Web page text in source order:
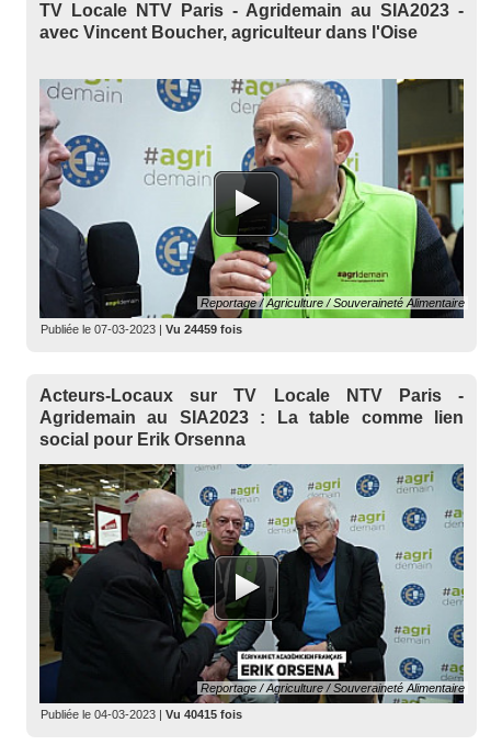
TV Locale NTV Paris - Agridemain au SIA2023 -
avec Vincent Boucher, agriculteur dans l'Oise
Reportage / Agriculture / Souveraineté Alimentaire
Publiée le 07-03-2023 | Vu 24459 fois
Acteurs-Locaux sur TV Locale NTV Paris -
Agridemain au SIA2023 : La table comme lien
social pour Erik Orsenna
Reportage / Agriculture / Souveraineté Alimentaire
Publiée le 04-03-2023 | Vu 40415 fois